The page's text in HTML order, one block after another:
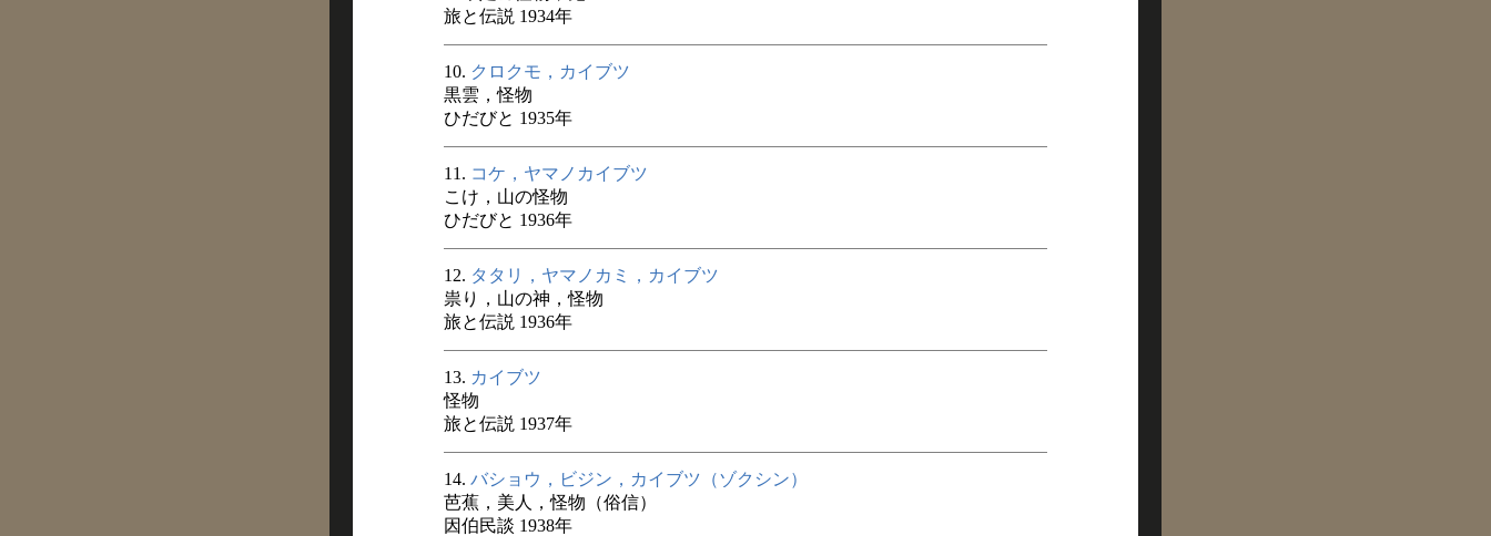
旅と伝説 1934年
10. クロクモ，カイブツ
黒雲，怪物
ひだびと 1935年
11. コケ，ヤマノカイブツ
こけ，山の怪物
ひだびと 1936年
12. タタリ，ヤマノカミ，カイブツ
祟り，山の神，怪物
旅と伝説 1936年
13. カイブツ
怪物
旅と伝説 1937年
14. バショウ，ビジン，カイブツ（ゾクシン）
芭蕉，美人，怪物（俗信）
因伯民談 1938年